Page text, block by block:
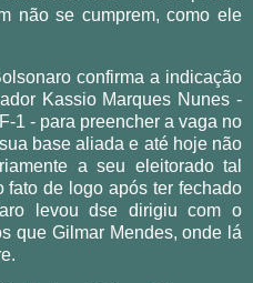
não se cumprem, como ele
confirma a indicação
Kassio Marques Nunes -
1 - para preencher a vaga no
base aliada e até hoje não
a seu eleitorado tal
fato de logo após ter fechado
levou dse dirigiu com o
que Gilmar Mendes, onde lá